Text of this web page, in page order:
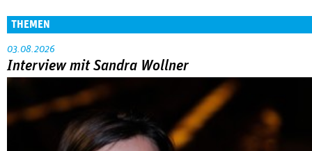
THEMEN
03.08.2026
Interview mit Sandra Wollner